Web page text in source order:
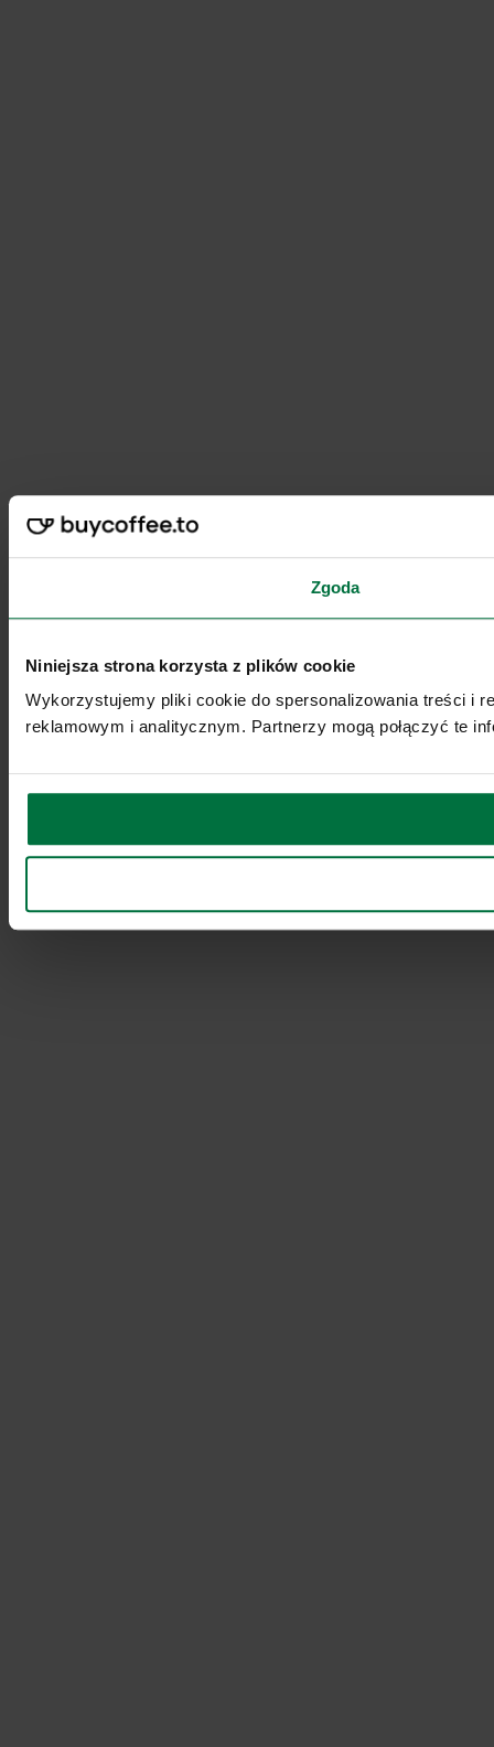
Zgoda
Niniejsza strona korzysta z plików cookie
Wykorzystujemy pliki cookie do spersonalizowania treści i
reklamowym i analitycznym. Partnerzy mogą połączyć te